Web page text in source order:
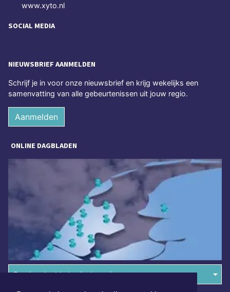
www.xyto.nl
SOCIAL MEDIA
NIEUWSBRIEF AANMELDEN
Schrijf je in voor onze nieuwsbrief en krijg wekelijks een
samenvatting van alle gebeurtenissen uit jouw regio.
Aanmelden
ONLINE DAGBLADEN
Overige dagbladen in de regio